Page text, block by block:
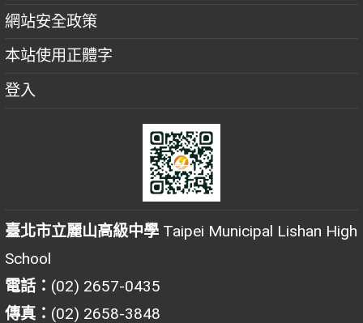
網站安全政策
本站使用正體字
登入
臺北市立麗山高級中學 Taipei Municipal Lishan High
School
電話： (02) 2657-0435
傳真： (02) 2658-3848